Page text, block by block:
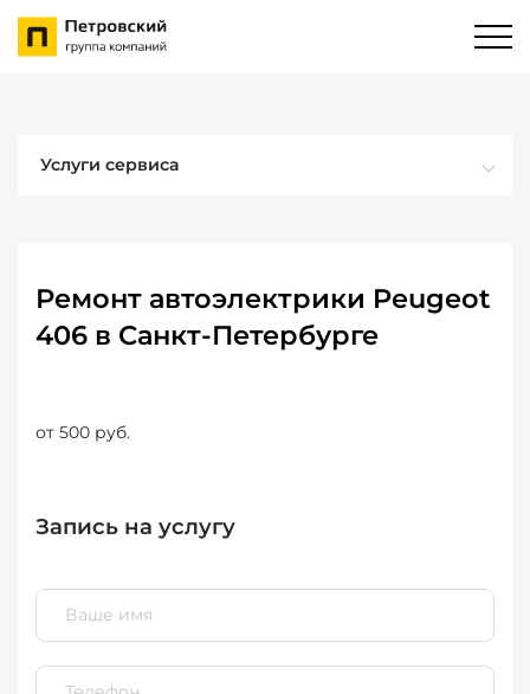
Услуги сервиса
Ремонт автоэлектрики Peugeot
406 в Санкт-Петербурге
от 500 руб.
Запись на услугу